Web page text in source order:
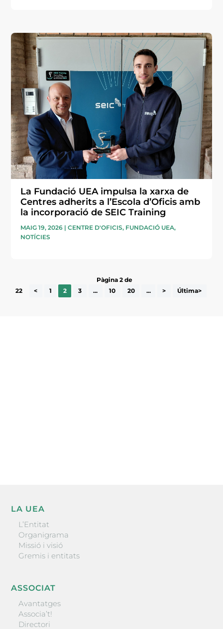
La Fundació UEA impulsa la xarxa de
Centres adherits a l’Escola d’Oficis amb
la incorporació de SEIC Training
MAIG 19, 2026 |CENTRE D'OFICIS, FUNDACIÓ UEA,
NOTÍCIES
Pàgina 2 de
22
< 1 2 3 ... 10 20 ... > Última>
LA UEA
L’Entitat
Organigrama
Missió i visió
Gremis i entitats
ASSOCIAT
Avantatges
Associa’t!
Directori